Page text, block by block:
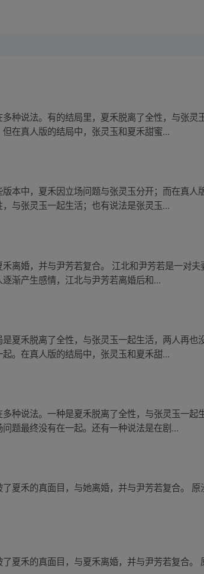
种说法。有的结局里，夏禾脱离了全性，与张
在真人版的结局中，张灵玉和夏禾甜蜜...
本中，夏禾因立场问题与张灵玉分开；而在真
与张灵玉一起生活；也有说法是张灵玉...
离婚，并与尹芳若复合。 江北和尹芳若是一对
渐产生感情，江北与尹芳若离婚后和...
夏禾脱离了全性，与张灵玉一起生活，两人再
。在真人版的结局中，张灵玉和夏禾甜...
种说法。一种是夏禾脱离了全性，与张灵玉一
题最终没有在一起。还有一种说法是在剧...
夏禾的真面目，与她离婚，并与尹芳若复合。
夏禾的真面目，与夏禾离婚，并与尹芳若复合